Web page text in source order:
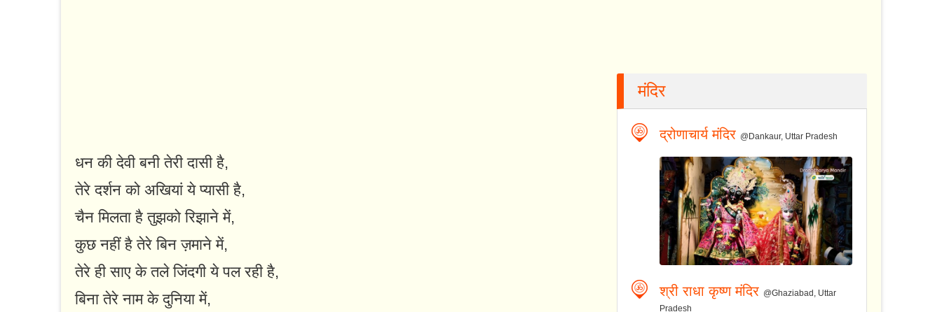
धन की देवी बनी तेरी दासी है,
तेरे दर्शन को अखियां ये प्यासी है,
चैन मिलता है तुझको रिझाने में,
कुछ नहीं है तेरे बिन ज़माने में,
तेरे ही साए के तले जिंदगी ये पल रही है,
बिना तेरे नाम के दुनिया में,
मंदिर
द्रोणाचार्य मंदिर @Dankaur, Uttar Pradesh
श्री राधा कृष्ण मंदिर @Ghaziabad, Uttar
Pradesh